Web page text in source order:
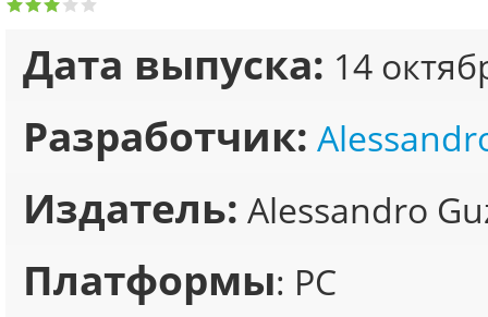
Дата выпуска: 14
Разработчик:
Издатель: Alessandro
Платформы: PC